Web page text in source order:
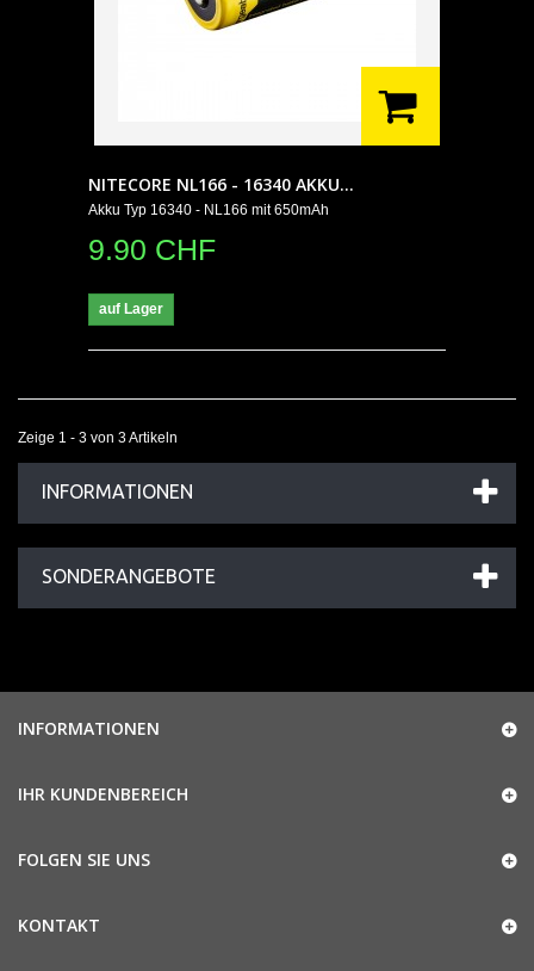
NITECORE NL166 - 16340 AKKU...
Akku Typ 16340 - NL166 mit 650mAh
9.90 CHF
auf Lager
Zeige 1 - 3 von 3 Artikeln
INFORMATIONEN
SONDERANGEBOTE
INFORMATIONEN
IHR KUNDENBEREICH
FOLGEN SIE UNS
KONTAKT